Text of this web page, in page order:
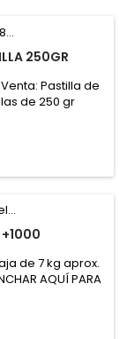
250GR
Pastilla de
de 250 gr
+1000
de 7 kg aprox.
AQUÍ PARA